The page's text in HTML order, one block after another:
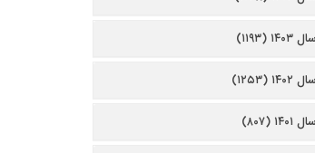
سال ۱۴۰۳ (۱۱۹۳)
سال ۱۴۰۲ (۱۲۵۳)
سال ۱۴۰۱ (۸۰۷)